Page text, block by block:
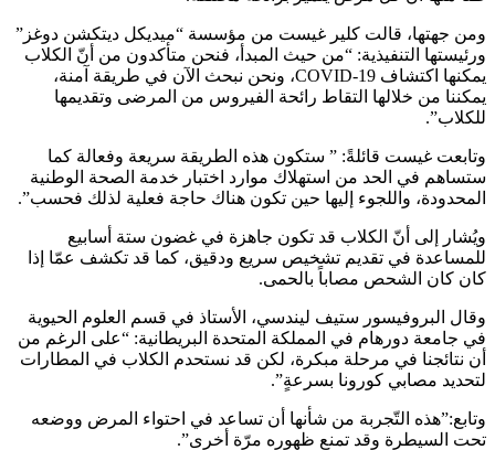
ومن جهتها، قالت كلير غيست من مؤسسة “ميديكل ديتكشن دوغز”
ورئيستها التنفيذية: “من حيث المبدأ، فنحن متأكدون من أنّ الكلاب
يمكنها اكتشاف COVID-19، ونحن نبحث الآن في طريقة آمنة،
يمكننا من خلالها التقاط رائحة الفيروس من المرضى وتقديمها
للكلاب”.
وتابعت غيست قائلةً: ” ستكون هذه الطريقة سريعة وفعالة كما
ستساهم في الحد من استهلاك موارد اختبار خدمة الصحة الوطنية
المحدودة، واللجوء إليها حين تكون هناك حاجة فعلية لذلك فحسب”.
ويُشار إلى أنّ الكلاب قد تكون جاهزة في غضون ستة أسابيع
للمساعدة في تقديم تشخيص سريع ودقيق، كما قد تكشف عمّا إذا
كان كان الشحص مصاباً بالحمى.
وقال البروفيسور ستيف ليندسي، الأستاذ في قسم العلوم الحيوية
في جامعة دورهام في المملكة المتحدة البريطانية: “على الرغم من
أن نتائجنا في مرحلة مبكرة، لكن قد نستحدم الكلاب في المطارات
لتحديد مصابي كورونا بسرعةٍ”.
وتابع:”هذه التّجربة من شأنها أن تساعد في احتواء المرض ووضعه
تحت السيطرة وقد تمنع ظهوره مرّة أخرى”.